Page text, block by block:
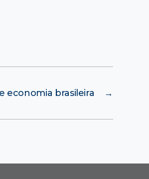
→
economia brasileira